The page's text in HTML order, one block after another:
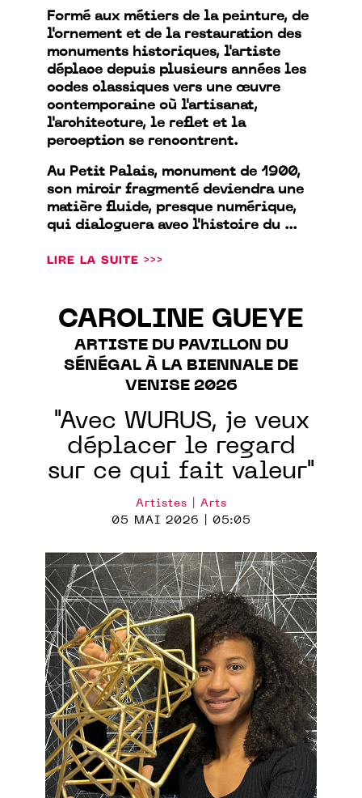
Formé aux métiers de la peinture, de
l'ornement et de la restauration des
monuments historiques, l'artiste
déplace depuis plusieurs années les
codes classiques vers une œuvre
contemporaine où l'artisanat,
l'architecture, le reflet et la
perception se rencontrent.
Au Petit Palais, monument de 1900,
son miroir fragmenté deviendra une
matière fluide, presque numérique,
qui dialoguera avec l'histoire du ...
LIRE LA SUITE >>>
CAROLINE GUEYE
ARTISTE DU PAVILLON DU
SÉNÉGAL À LA BIENNALE DE
VENISE 2026
"Avec WURUS, je veux
déplacer le regard
sur ce qui fait valeur"
Artistes | Arts
05 MAI 2026 | 05:05